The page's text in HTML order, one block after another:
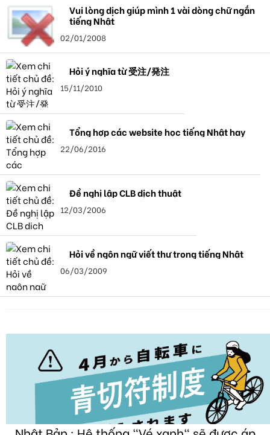
Vui lòng dịch giúp mình 1 vài dòng chữ ngắn
tiếng Nhật
02/01/2008
Hỏi ý nghĩa từ 受注/発注
15/11/2010
Tổng hợp các website học tiếng Nhật hay
22/06/2016
Đề nghị lập CLB dịch thuật
12/03/2006
Hỏi về ngôn ngữ viết thư trong tiếng Nhật
06/03/2009